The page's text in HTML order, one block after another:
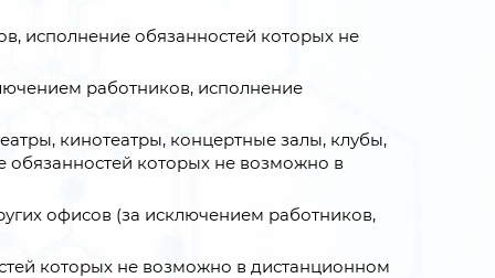
исполнение обязанностей которых не
работников, исполнение
кинотеатры, концертные залы, клубы,
обязанностей которых не возможно в
офисов (за исключением работников,
которых не возможно в дистанционном